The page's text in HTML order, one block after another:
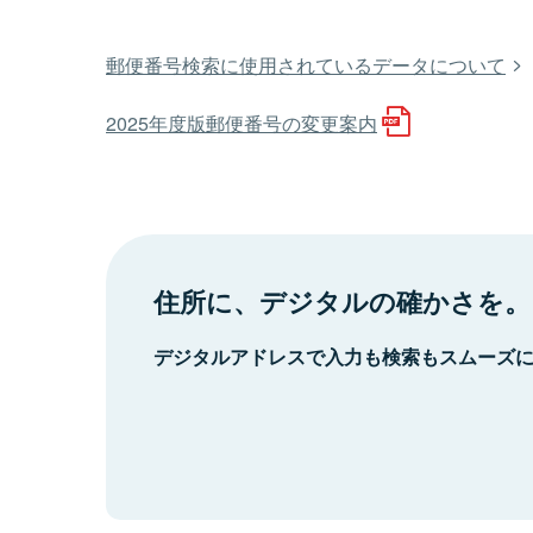
郵便番号検索に使用されているデータについて
2025年度版郵便番号の変更案内
住所に、デジタルの確かさを。
デジタルアドレスで入力も検索もスムーズ